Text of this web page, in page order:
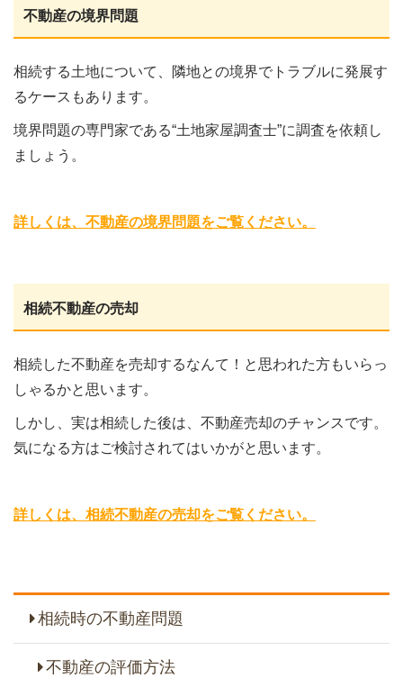
不動産の境界問題
相続する土地について、隣地との境界でトラブルに発展す
るケースもあります。
境界問題の専門家である“土地家屋調査士”に調査を依頼し
ましょう。
詳しくは、不動産の境界問題をご覧ください。
相続不動産の売却
相続した不動産を売却するなんて！と思われた方もいらっ
しゃるかと思います。
しかし、実は相続した後は、不動産売却のチャンスです。
気になる方はご検討されてはいかがと思います。
詳しくは、相続不動産の売却をご覧ください。
相続時の不動産問題
不動産の評価方法